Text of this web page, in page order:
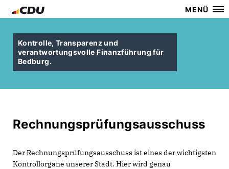
MENÜ
Kontrolle, Transparenz und
verantwortungsvolle Finanzführung für
Bedburg.
Rechnungsprüfungsausschuss
Der Rechnungsprüfungsausschuss ist eines der wichtigsten
Kontrollorgane unserer Stadt. Hier wird genau